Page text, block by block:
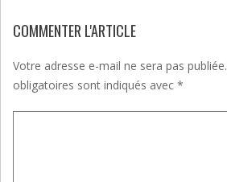
COMMENTER L'ARTICLE
Votre adresse e-mail ne sera pas publiée.
obligatoires sont indiqués avec *